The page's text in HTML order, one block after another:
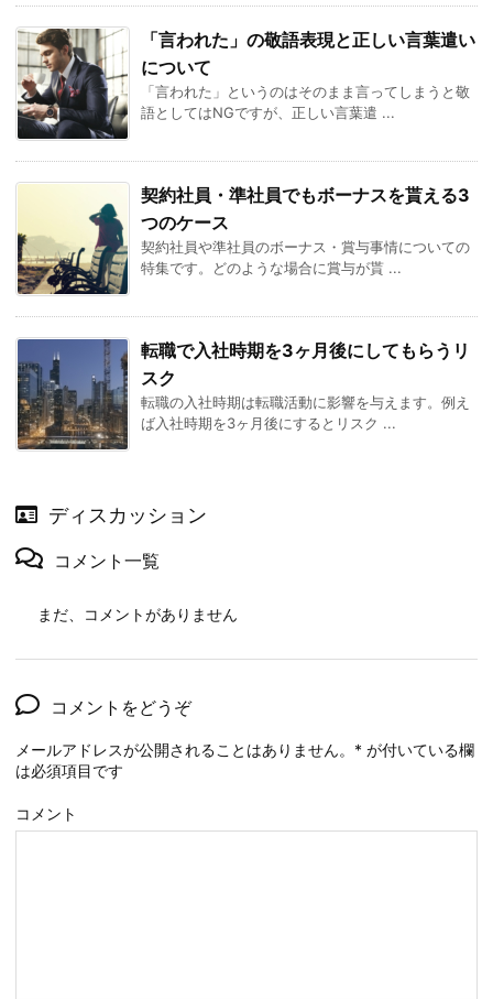
「言われた」の敬語表現と正しい言葉遣い
について
「言われた」というのはそのまま言ってしまうと敬
語としてはNGですが、正しい言葉遣 ...
契約社員・準社員でもボーナスを貰える3
つのケース
契約社員や準社員のボーナス・賞与事情についての
特集です。どのような場合に賞与が貰 ...
転職で入社時期を3ヶ月後にしてもらうリ
スク
転職の入社時期は転職活動に影響を与えます。例え
ば入社時期を3ヶ月後にするとリスク ...
ディスカッション
コメント一覧
まだ、コメントがありません
コメントをどうぞ
メールアドレスが公開されることはありません。 * が付いている欄
は必須項目です
コメント